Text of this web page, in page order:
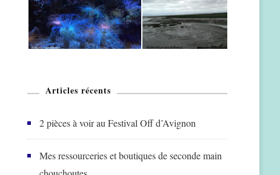
Articles récents
2 pièces à voir au Festival Off d’Avignon
Mes ressourceries et boutiques de seconde main